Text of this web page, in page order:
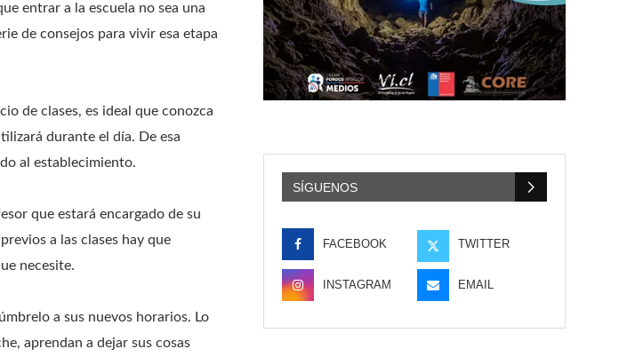
entrar a la escuela no sea una
de consejos para vivir esa etapa
de clases, es ideal que conozca
durante el día. De esa
al establecimiento.
que estará encargado de su
a las clases hay que
necesite.
a sus nuevos horarios. Lo
aprendan a dejar sus cosas
SÍGUENOS
FACEBOOK TWITTER
INSTAGRAM EMAIL